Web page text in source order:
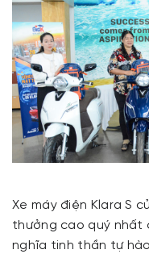
Xe máy điện Klara S
thưởng cao quý nhất
nghĩa tinh thần tự